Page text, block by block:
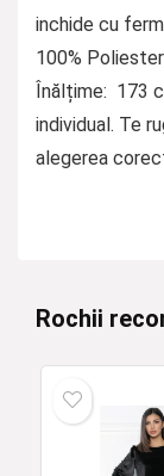
inchide cu
100%
Înălțime: 173
individual. Te
alegerea
Rochii